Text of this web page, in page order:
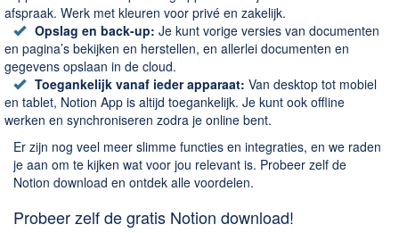
afspraak. Werk met kleuren voor privé en zakelijk.
Opslag en back-up: Je kunt vorige versies van documenten
en pagina’s bekijken en herstellen, en allerlei documenten en
gegevens opslaan in de cloud.
Toegankelijk vanaf ieder apparaat: Van desktop tot mobiel
en tablet, Notion App is altijd toegankelijk. Je kunt ook offline
werken en synchroniseren zodra je online bent.
Er zijn nog veel meer slimme functies en integraties, en we raden
je aan om te kijken wat voor jou relevant is. Probeer zelf de
Notion download en ontdek alle voordelen.
Probeer zelf de gratis Notion download!